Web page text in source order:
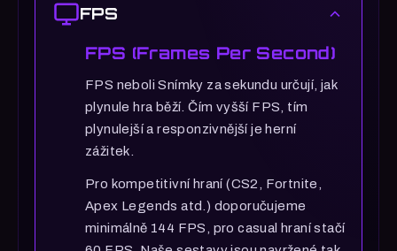
FPS
FPS (Frames Per Second)
FPS neboli Snímky za sekundu určují, jak
plynule hra běží. Čím vyšší FPS, tím
plynulejší a responzivnější je herní
zážitek.
Pro kompetitivní hraní (CS2, Fortnite,
Apex Legends atd.) doporučujeme
minimálně 144 FPS, pro casual hraní stačí